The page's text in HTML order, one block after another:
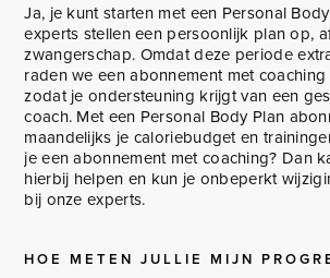
Ja, je kunt starten met een Personal
experts stellen een persoonlijk plan op,
zwangerschap. Omdat deze periode
raden we een abonnement met coaching
zodat je ondersteuning krijgt van een
coach. Met een Personal Body Plan
maandelijks je caloriebudget en
je een abonnement met coaching? Dan
hierbij helpen en kun je onbeperkt
bij onze experts.
HOE METEN JULLIE MIJN